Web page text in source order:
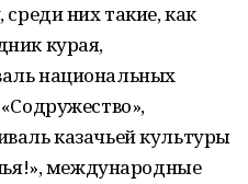
них такие, как
курая,
национальных
казачьей культуры
международные